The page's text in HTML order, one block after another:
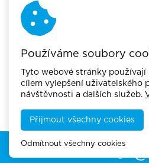
Copyright © 2026,
Používáme soubory
Tyto webové stránky
cílem vylepšení uživatelského
návštěvnosti a dalších služeb.
Přijmout všechny cookies
Odmítnout všechny cookies